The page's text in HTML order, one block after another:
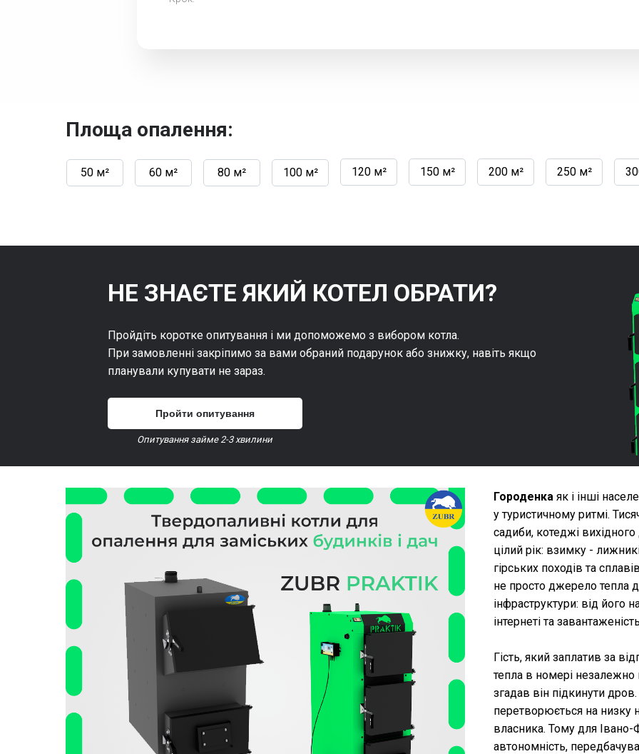
50 м² 60 м² 80 м² 100 м² 120 м² 150 м² 200 м² 250 м²
Площа опалення:
НЕ ЗНАЄТЕ ЯКИЙ КОТЕЛ ОБРАТИ?
Пройдіть коротке опитування і ми допоможемо з вибором котла.
При замовленні закріпимо за вами обраний подарунок або знижку, навіть якщо
планували купувати не зараз.
Пройти опитування
Опитування займе 2-3 хвилини
Городенка як і інші
у туристичному ритмі.
садиби, котеджі
цілий рік: взимку -
гірських походів та
не просто джерело тепла
інфраструктури: від його
інтернеті та
Гість, який заплатив за
тепла в номері незалежно
згадав він підкинути
перетворюється на низку
власника. Тому для
автономність,